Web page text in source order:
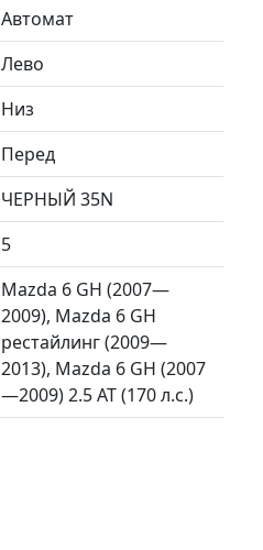
Автомат
Лево
Низ
Перед
ЧЕРНЫЙ 35N
5
Mazda 6 GH (2007—
2009), Mazda 6 GH
рестайлинг (2009—
2013), Mazda 6 GH (2007
—2009) 2.5 AT (170 л.с.)